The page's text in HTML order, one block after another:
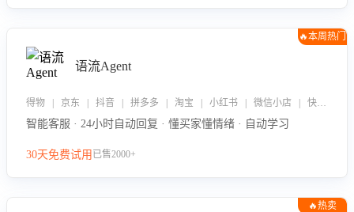
🔥本周热门
语流Agent
得物 | 京东 | 抖音 | 拼多多 | 淘宝 | 小红书 | 微信小店 | 快手 | 唯品会
智能客服 · 24小时自动回复 · 懂买家懂情绪 · 自动学习
30天免费试用 已售2000+
🔥热卖